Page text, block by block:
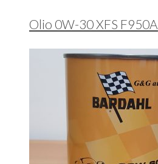
Olio 0W-30 XFS F950A